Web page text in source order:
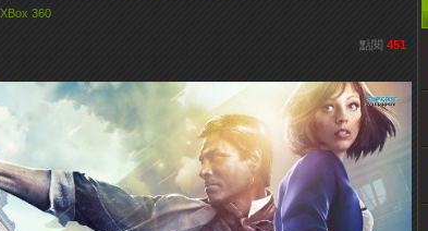
XBox 360
點閱 451